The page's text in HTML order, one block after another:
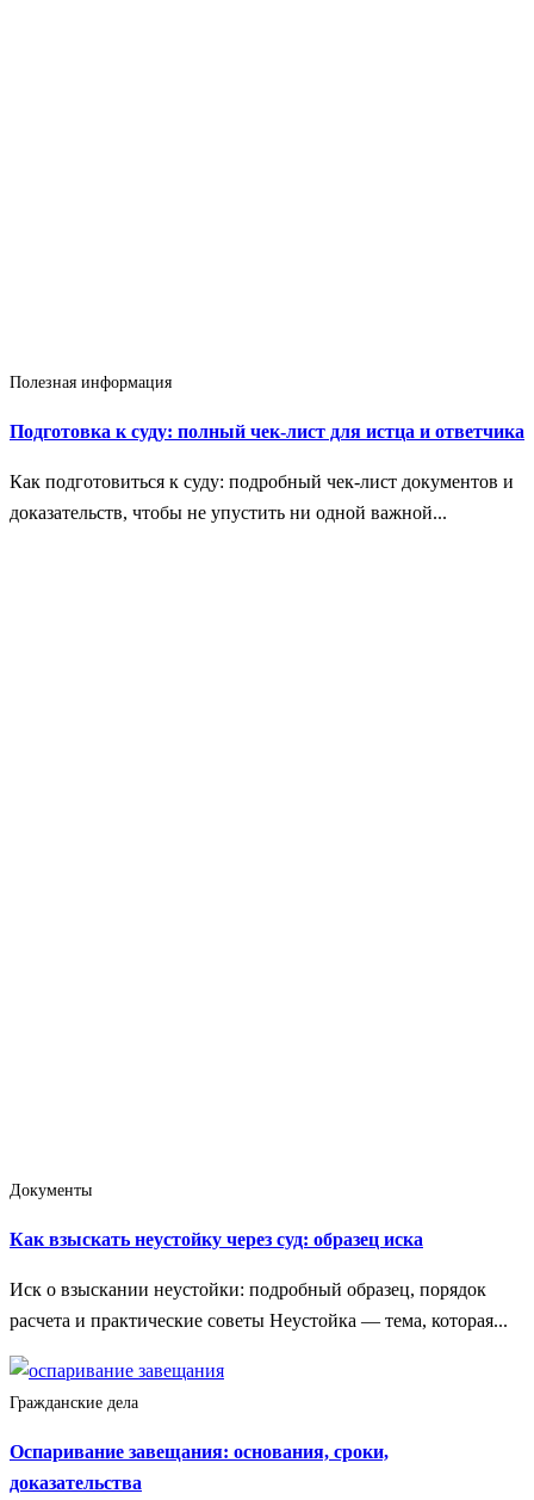
Полезная информация
Подготовка к суду: полный чек-лист для истца и ответчика
Как подготовиться к суду: подробный чек‑лист документов и
доказательств, чтобы не упустить ни одной важной...
Документы
Как взыскать неустойку через суд: образец иска
Иск о взыскании неустойки: подробный образец, порядок
расчета и практические советы Неустойка — тема, которая...
Гражданские дела
Оспаривание завещания: основания, сроки,
доказательства